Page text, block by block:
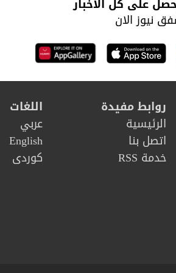
على كل الأخبار
نيوز الان
روابط مفيدة
الرئيسية
اتصل بنا
خدمة RSS
اللغات
عربي
English
كوردى